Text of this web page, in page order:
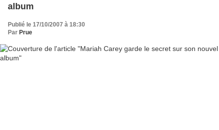
album
Publié le 17/10/2007 à 18:30
Par Prue